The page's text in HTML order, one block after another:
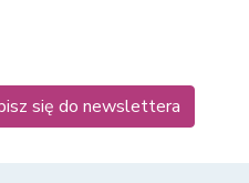
się do newslettera